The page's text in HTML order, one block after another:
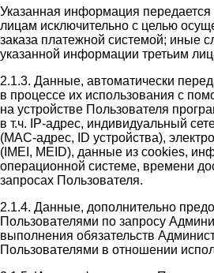
Указанная информация
лицам исключительно с целью
заказа платежной системой; иные
указанной информации третьим
2.1.3. Данные, автоматически
в процессе их использования с
на устройстве Пользователя
в т.ч. IP-адрес, индивидуальный
(MAC-адрес, ID устройства),
(IMEI, MEID), данные из cookies,
операционной системе, времени
запросах Пользователя.
2.1.4. Данные, дополнительно
Пользователями по запросу
выполнения обязательств
Пользователями в отношении